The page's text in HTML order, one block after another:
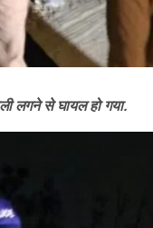
लगने से घायल हो गया.